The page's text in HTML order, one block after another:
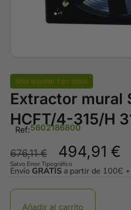
Sólo quedan 1 en stock
Extractor mural
HCFT/4-315/H
Ref:5602186800
676,11€ 494,91 €
Salvo Error Tipográfico
Envío GRATIS a partir de 100Є
Añadir al carrito